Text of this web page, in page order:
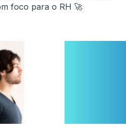
foco para o RH 🚀